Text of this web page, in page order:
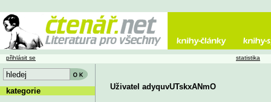
Uživatel adyquvUTskxANmO
přihlásit se statistika
kategorie